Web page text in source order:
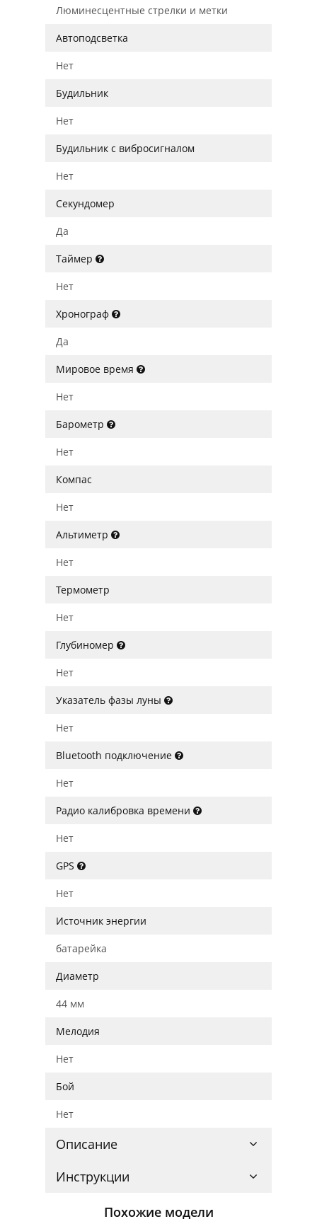
Люминесцентные стрелки и метки
Автоподсветка
Нет
Будильник
Нет
Будильник с вибросигналом
Нет
Секундомер
Да
Таймер
Нет
Хронограф
Да
Мировое время
Нет
Барометр
Нет
Компас
Нет
Альтиметр
Нет
Термометр
Нет
Глубиномер
Нет
Указатель фазы луны
Нет
Bluetooth подключение
Нет
Радио калибровка времени
Нет
GPS
Нет
Источник энергии
батарейка
Диаметр
44 мм
Мелодия
Нет
Бой
Нет
Описание
Инструкции
Похожие модели